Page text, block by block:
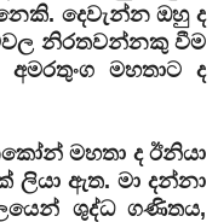
දෙවැන්න ඔහු ද
නිරතවන්නකු වීම
මහතාට ද
මහතා ද ඊනියා
ලියා ඇත. මා දන්නා
ශුද්ධ ගණිතය,